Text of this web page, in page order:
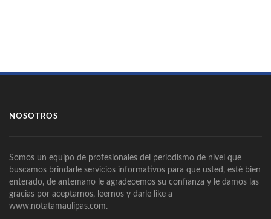
NOSOTROS
Somos un equipo de profesionales del periodismo de nivel que
buscamos brindarle servicios informativos para que usted, esté bien
enterado, de antemano le agradecemos su confianza y le damos las
gracias por aceptarnos, leernos y darle like a
www.notatamaulipas.com.